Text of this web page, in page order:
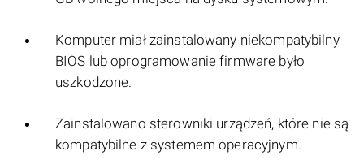
Komputer miał zainstalowany niekompatybilny
BIOS lub oprogramowanie firmware było
uszkodzone.
Zainstalowano sterowniki urządzeń, które nie są
kompatybilne z systemem operacyjnym.